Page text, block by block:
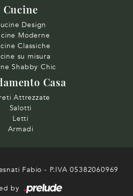
Cucine
Design
Moderne
Classiche
su misura
Shabby Chic
Casa
Attrezzate
Salotti
Letti
Armadi
Fabio - P.IVA 05382060969
by